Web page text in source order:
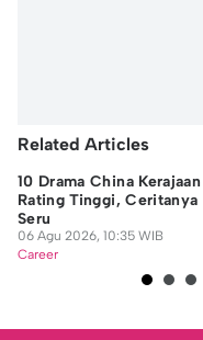
Related Articles
10 Drama China Kerajaan
Rating Tinggi, Ceritanya
Seru
06 Agu 2026, 10:35 WIB
Career